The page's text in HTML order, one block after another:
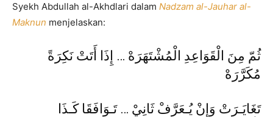
Syekh Abdullah al-Akhdlari dalam Nadzam al-Jauhar al-
Maknun menjelaskan:
ثُمّ مِنَ الْقَوَاعِدِ الْمُشْتَهَرَهْ … إِذَا أَتَتْ نَكِرَةً
مُكَرَّرَهْ
تَغَايَـرَتْ وَإنْ يُـعَرَّفْ ثَانِيْ … تَـوَافَقَا كَـذَا